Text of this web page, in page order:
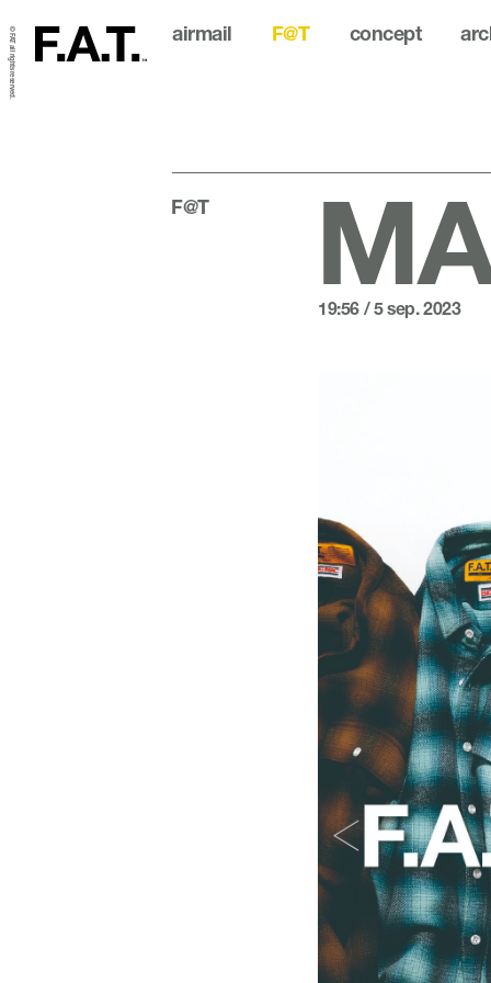
airmail F@T concept
© FAT all rights reserved.
F@T
19:56 / 5 sep. 2023